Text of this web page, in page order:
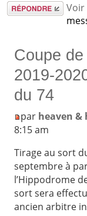
Répondre Voir
Coupe
2019-
du 74
par heaven &
8:15 am
Tirage au sort
septembre à
l’Hippodrome
sort sera
ancien arbitre